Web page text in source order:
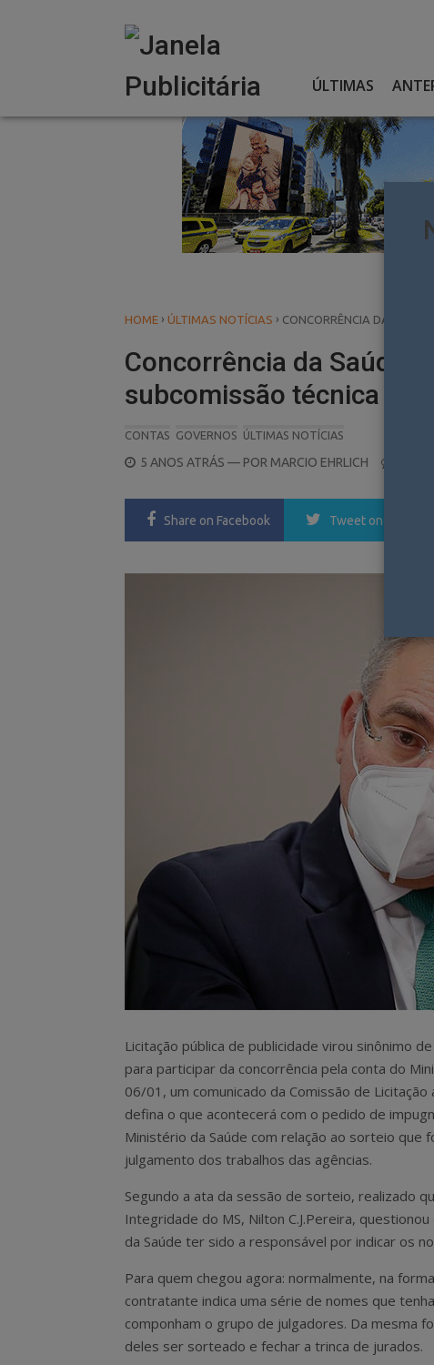
ÚLTIMAS
HOME › ÚLTIMAS NOTÍCIAS › CONCORRÊNCIA DA
Concorrência da Saúde
subcomissão técnica
CONTAS GOVERNOS ÚLTIMAS NOTÍCIAS
POSTED
5 ANOS ATRÁS — POR MARCIO EHRLICH
Share on Facebook Tweet on Twitter
Licitação pública de publicidade virou sinônimo
para participar da concorrência pela conta do
06/01, um comunicado da Comissão de
defina o que acontecerá com o pedido de
Ministério da Saúde com relação ao sorteio que
julgamento dos trabalhos das agências.
Segundo a ata da sessão de sorteio, realizado
Integridade do MS, Nilton C.J.Pereira,
da Saúde ter sido a responsável por indicar os
Para quem chegou agora: normalmente, na
contratante indica uma série de nomes que
componham o grupo de julgadores. Da mesma
deles ser sorteado e fechar a trinca de jurados.